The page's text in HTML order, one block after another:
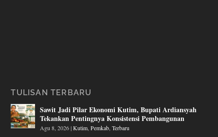
TULISAN TERBARU
Sawit Jadi Pilar Ekonomi Kutim, Bupati Ardiansyah
Tekankan Pentingnya Konsistensi Pembangunan
Agu 8, 2026|Kutim ,Pemkab ,Terbaru